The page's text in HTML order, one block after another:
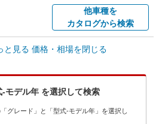
他車種を
カタログから検索
車買取相場
楽天Car車検で
店舗を検索
と見る 価格・相場を閉じる
モデル年 を選択して検索
グレード」と「型式-モデル年」を選択し